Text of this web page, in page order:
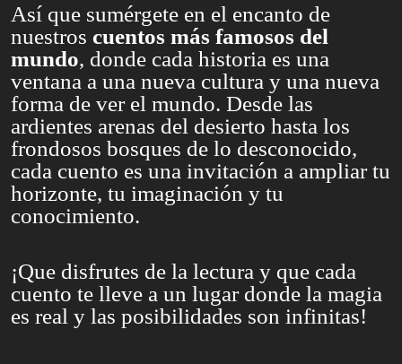
Así que sumérgete en el encanto de
nuestroscuentos más famosos del
mundo, donde cada historia es una
ventana a una nueva cultura y una nueva
forma de ver el mundo. Desde las
ardientes arenas del desierto hasta los
frondosos bosques de lo desconocido,
cada cuento es una invitación a ampliar tu
horizonte, tu imaginación y tu
conocimiento.
¡Que disfrutes de la lectura y que cada
cuento te lleve a un lugar donde la magia
es real y las posibilidades son infinitas!